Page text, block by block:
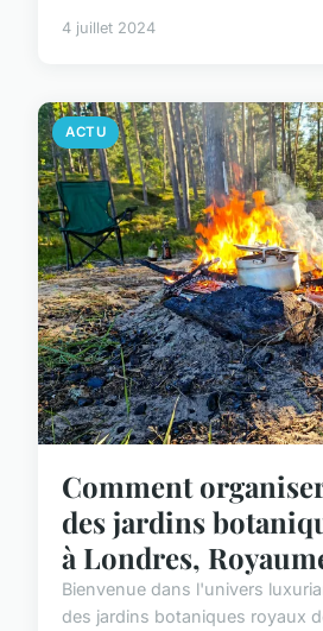
4 juillet 2024
ACTU
Comment
des jardins
à Londres,
Bienvenue dans l'univers
des jardins botaniques royaux